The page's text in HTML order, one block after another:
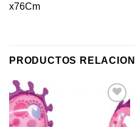
x76Cm
PRODUCTOS